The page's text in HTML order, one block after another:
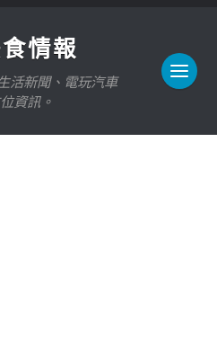
情報
活新聞、電玩汽車
資訊。